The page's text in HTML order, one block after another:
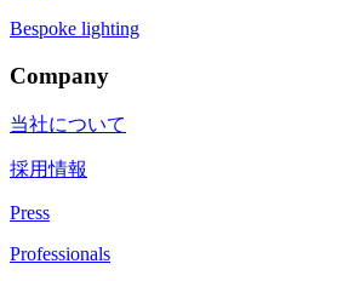
Bespoke lighting
Company
当社について
採用情報
Press
Professionals